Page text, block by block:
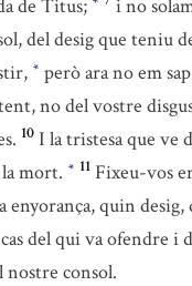
de Titus;
i no
del desig que teniu
* però ara no em
no del vostre
10 I la tristesa que ve
mort. * 11 Fixeu-vos
quin desig,
del qui va ofendre i
nostre consol.